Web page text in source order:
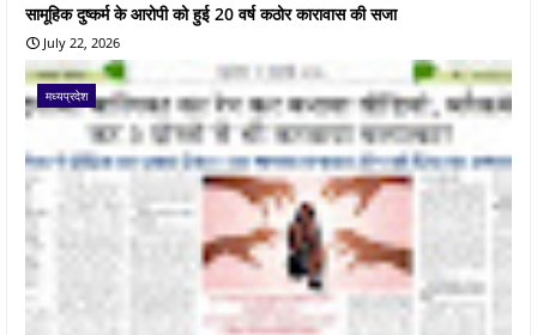
सामूहिक दुष्कर्म के आरोपी को हुई 20 वर्ष कठोर कारावास की सजा
July 22, 2026
मध्यप्रदेश